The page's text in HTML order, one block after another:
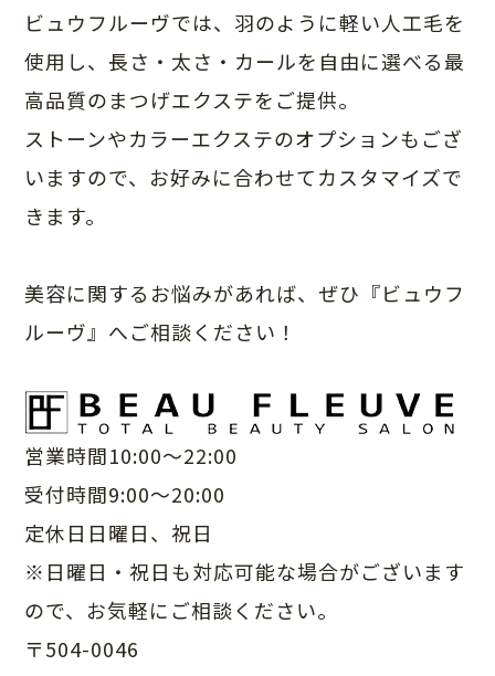
ビュウフルーヴでは、羽のように軽い人工毛を
使用し、長さ・太さ・カールを自由に選べる最
高品質のまつげエクステをご提供。
ストーンやカラーエクステのオプションもござ
いますので、お好みに合わせてカスタマイズで
きます。
美容に関するお悩みがあれば、ぜひ『ビュウフ
ルーヴ』へご相談ください！
営業時間10:00～22:00
受付時間9:00～20:00
定休日日曜日、祝日
※日曜日・祝日も対応可能な場合がございます
ので、 お気軽にご相談ください。
〒504-0046